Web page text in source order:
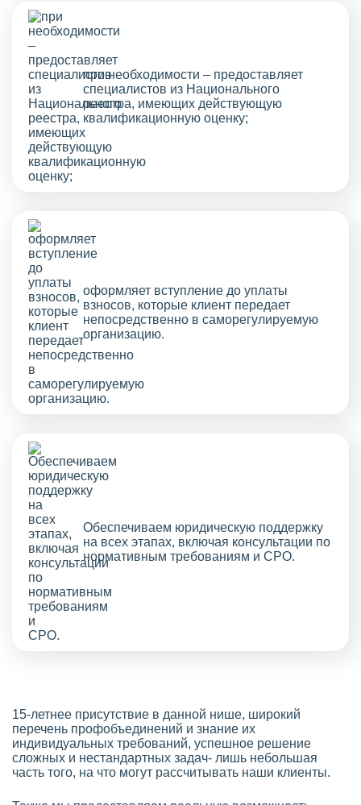
при необходимости – предоставляет
специалистов из Национального
реестра, имеющих действующую
квалификационную оценку;
оформляет вступление до уплаты
взносов, которые клиент передает
непосредственно в саморегулируемую
организацию.
Обеспечиваем юридическую поддержку
на всех этапах, включая консультации по
нормативным требованиям и СРО.
15-летнее присутствие в данной нише, широкий
перечень профобъединений и знание их
индивидуальных требований, успешное решение
сложных и нестандартных задач- лишь небольшая
часть того, на что могут рассчитывать наши клиенты.